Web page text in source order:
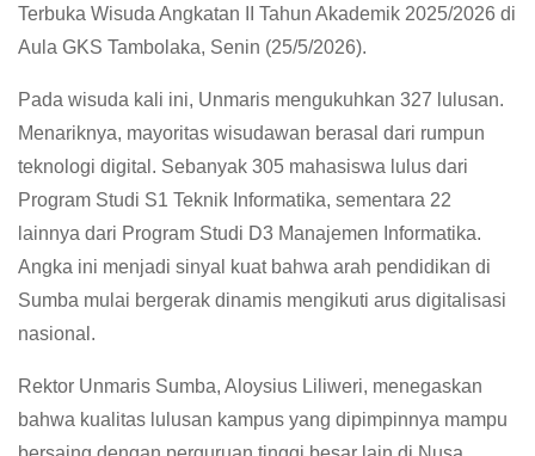
Terbuka Wisuda Angkatan II Tahun Akademik 2025/2026 di
Aula GKS Tambolaka, Senin (25/5/2026).
Pada wisuda kali ini, Unmaris mengukuhkan 327 lulusan.
Menariknya, mayoritas wisudawan berasal dari rumpun
teknologi digital. Sebanyak 305 mahasiswa lulus dari
Program Studi S1 Teknik Informatika, sementara 22
lainnya dari Program Studi D3 Manajemen Informatika.
Angka ini menjadi sinyal kuat bahwa arah pendidikan di
Sumba mulai bergerak dinamis mengikuti arus digitalisasi
nasional.
Rektor Unmaris Sumba, Aloysius Liliweri, menegaskan
bahwa kualitas lulusan kampus yang dipimpinnya mampu